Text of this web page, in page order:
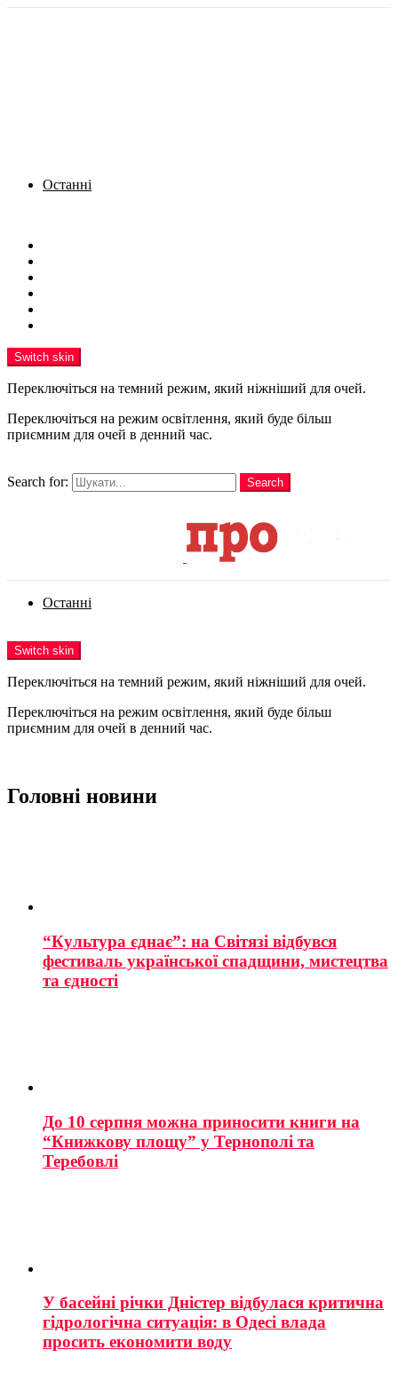
Останні
Switch skin
Переключіться на темний режим, який ніжніший для очей.
Переключіться на режим освітлення, який буде більш
приємним для очей в денний час.
Search for:
Search
Останні
Switch skin
Переключіться на темний режим, який ніжніший для очей.
Переключіться на режим освітлення, який буде більш
приємним для очей в денний час.
Головні новини
“Культура єднає”: на Світязі відбувся
фестиваль української спадщини, мистецтва
та єдності
До 10 серпня можна приносити книги на
“Книжкову площу” у Тернополі та
Теребовлі
У басейні річки Дністер відбулася критична
гідрологічна ситуація: в Одесі влада
просить економити воду